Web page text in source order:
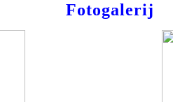
Fotogalerij